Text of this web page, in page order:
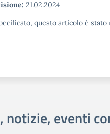
21.02.2024
questo articolo è
notizie, eventi